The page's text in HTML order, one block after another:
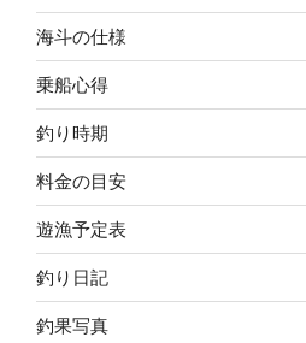
海斗の仕様
乗船心得
釣り時期
料金の目安
遊漁予定表
釣り日記
釣果写真